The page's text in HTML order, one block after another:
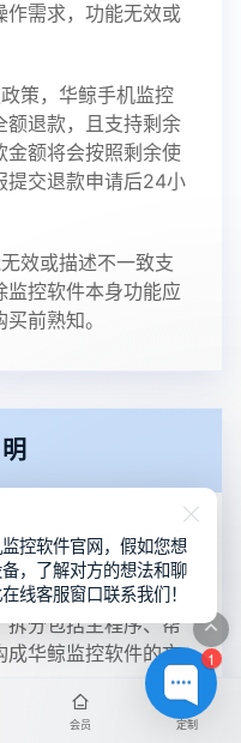
作需求，功能无效或
策，华鲸手机监控
额退款，且支持剩余
金额将会按照剩余使
提交退款申请后24小
效或描述不一致支
控软件本身功能应
前熟知。
用本软件而引起的损
拆分包括主程序、帮
成华鲸监控软件的文
售活动（包括利用华
会员 定制
1
控软件官网，假如您想
，了解对方的想法和聊
线客服窗口联系我们！